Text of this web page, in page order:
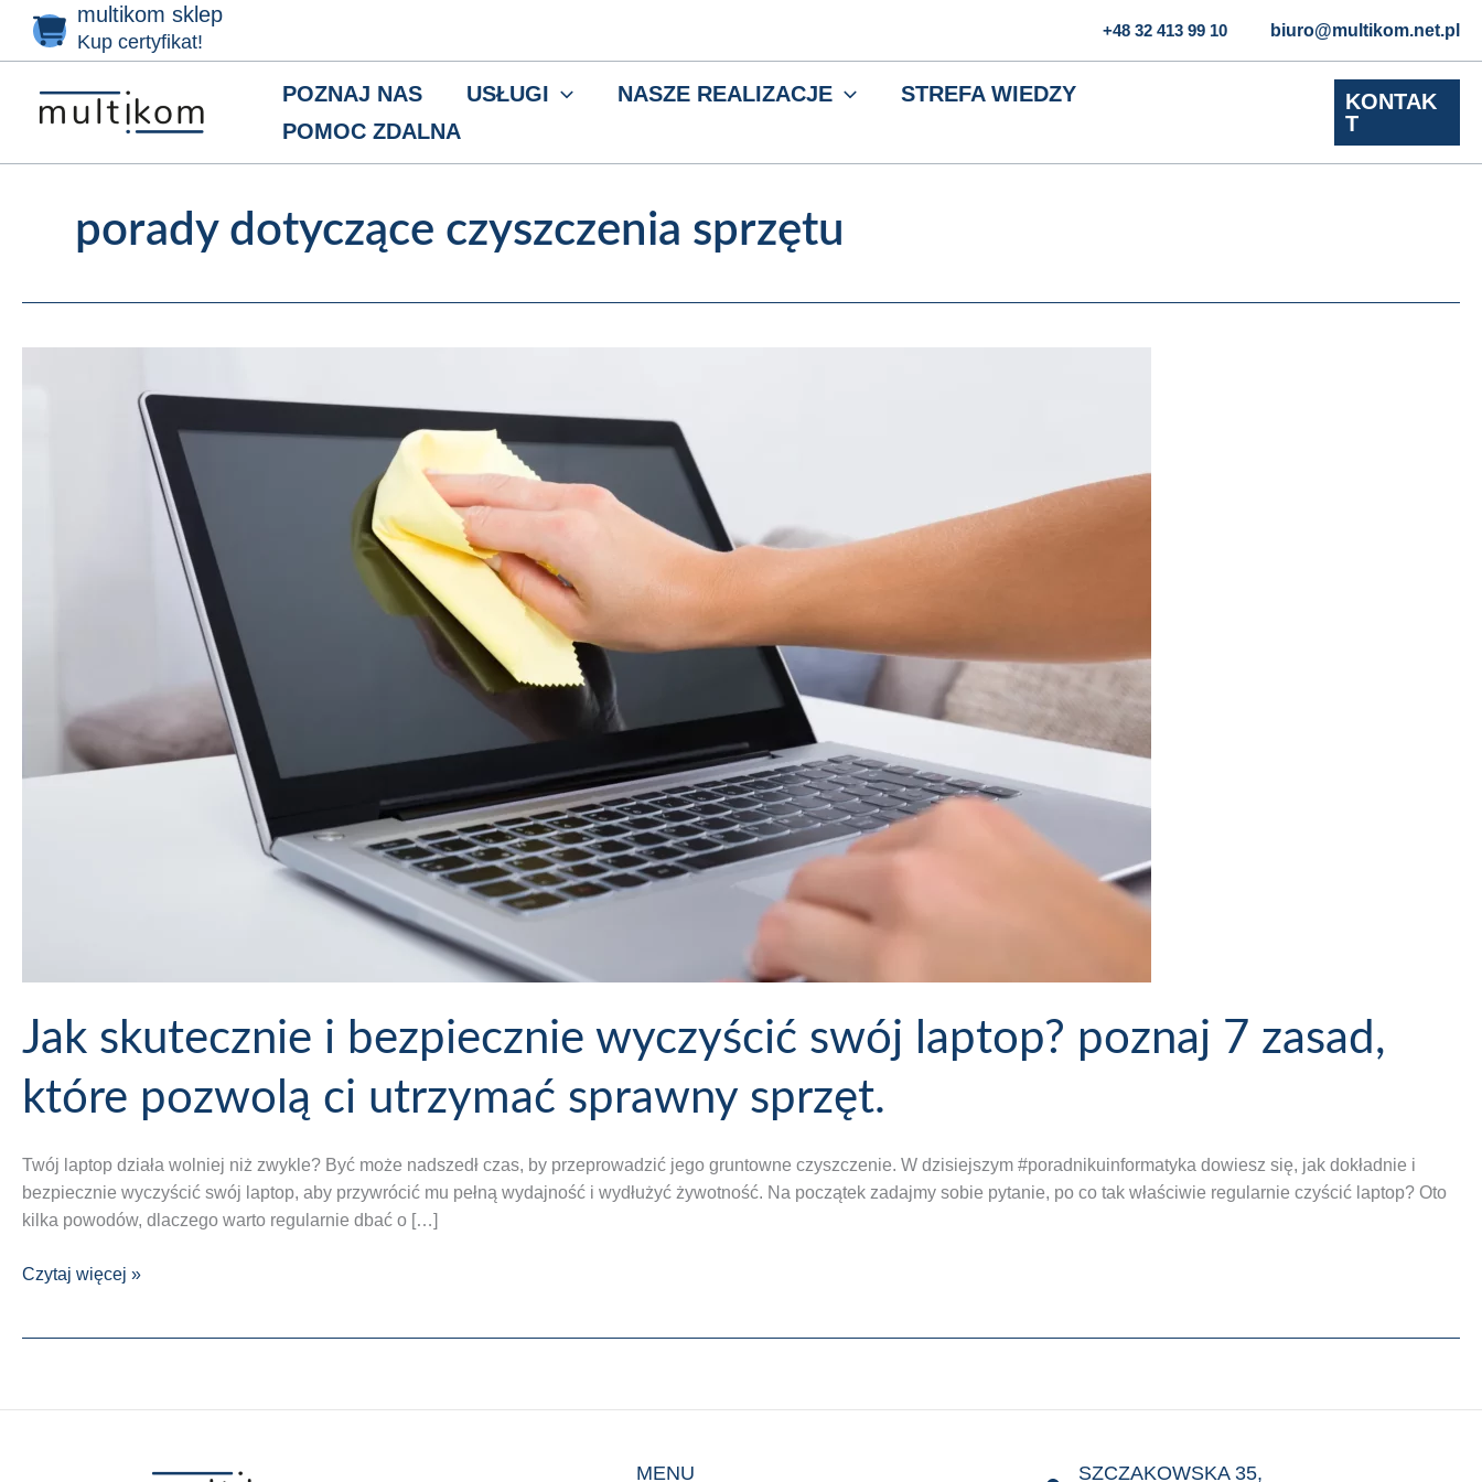
Przejdź
treści
multikom sklep
Kup certyfikat!
+48 32 413 99 10 biuro@multikom.net.pl
POZNAJ NAS USŁUGI NASZE REALIZACJE
STREFA WIEDZY
POMOC ZDALNA
KONTAK
T
porady dotyczące czyszczenia sprzętu
Jak skutecznie i bezpiecznie wyczyścić swój laptop? poznaj 7 zasad,
które pozwolą ci utrzymać sprawny sprzęt.
Twój laptop działa wolniej niż zwykle? Być może nadszedł czas, by przeprowadzić jego gruntowne czyszczenie. W dzisiejszym #poradnikuinformatyka dowiesz się, jak dokładnie i
bezpiecznie wyczyścić swój laptop, aby przywrócić mu pełną wydajność i wydłużyć żywotność. Na początek zadajmy sobie pytanie, po co tak właściwie regularnie czyścić laptop? Oto
kilka powodów, dlaczego warto regularnie dbać o […]
Jak
swój
Czytaj więcej »
MENU SZCZAKOWSKA 35,